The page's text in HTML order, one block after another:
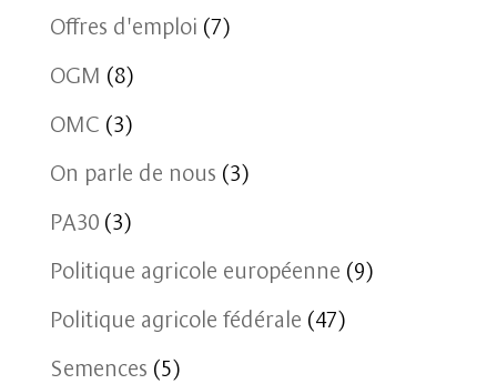
Offres d'emploi (7)
OGM (8)
OMC (3)
On parle de nous (3)
PA30(3)
Politique agricole européenne (9)
Politique agricole fédérale (47)
Semences (5)